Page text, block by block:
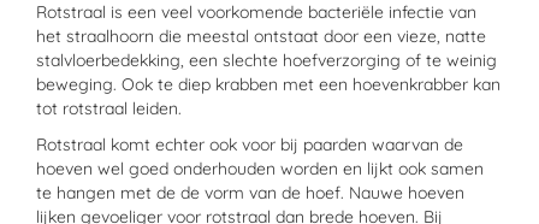
Rotstraal is een veel voorkomende bacteriële infectie van
het straalhoorn die meestal ontstaat door een vieze, natte
stalvloerbedekking, een slechte hoefverzorging of te weinig
beweging. Ook te diep krabben met een hoevenkrabber kan
tot rotstraal leiden.
Rotstraal komt echter ook voor bij paarden waarvan de
hoeven wel goed onderhouden worden en lijkt ook samen
te hangen met de de vorm van de hoef. Nauwe hoeven
lijken gevoeliger voor rotstraal dan brede hoeven. Bij